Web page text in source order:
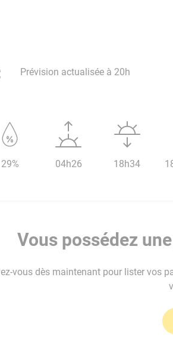
Prévision actualisée à 20h
29% 04h26 18h34
Vous possédez
vous dès maintenant pour lister vos